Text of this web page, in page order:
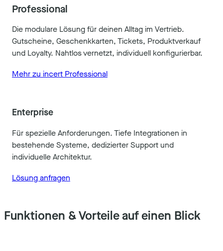
Professional
Die modulare Lösung für deinen Alltag im Vertrieb.
Gutscheine, Geschenkkarten, Tickets, Produktverkauf
und Loyalty. Nahtlos vernetzt, individuell konfigurierbar.
Mehr zu incert Professional
Enterprise
Für spezielle Anforderungen. Tiefe Integrationen in
bestehende Systeme, dedizierter Support und
individuelle Architektur.
Lösung anfragen
Funktionen & Vorteile auf einen Blick